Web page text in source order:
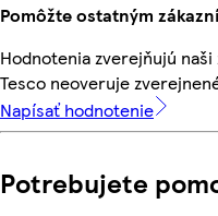
Pomôžte ostatným
Hodnotenia zverejňujú
Tesco neoveruje
Napísať hodnotenie
Potrebujete